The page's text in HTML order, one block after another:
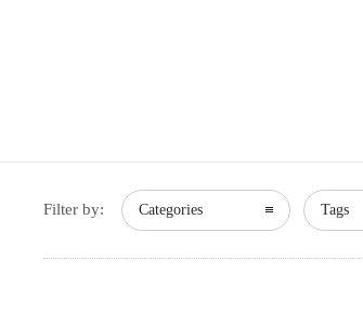
Filter by: Categories Tags